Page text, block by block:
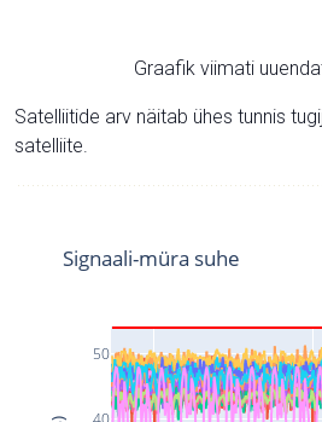
Graafik viimati
Satelliitide arv näitab ühes tunnis
satelliite.
50
Signaali-müra suhe